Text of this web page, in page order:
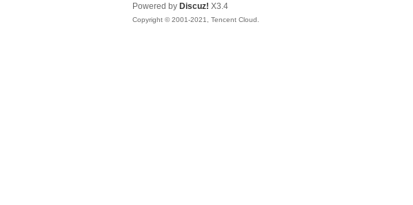
Powered by Discuz! X3.4
Copyright © 2001-2021, Tencent Cloud.